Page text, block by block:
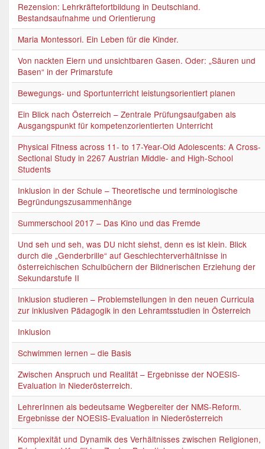
Rezension: Lehrkräftefortbildung in Deutschland.
Bestandsaufnahme und Orientierung
Maria Montessori. Ein Leben für die Kinder.
Von nackten Eiern und unsichtbaren Gasen. Oder: „Säuren und
Basen“ in der Primarstufe
Bewegungs- und Sportunterricht leistungsorientiert planen
Ein Blick nach Österreich – Zentrale Prüfungsaufgaben als
Ausgangspunkt für kompetenzorientierten Unterricht
Physical Fitness across 11- to 17-Year-Old Adolescents: A Cross-
Sectional Study in 2267 Austrian Middle- and High-School
Students
Inklusion in der Schule – Theoretische und terminologische
Begründungszusammenhänge
Summerschool 2017 – Das Kino und das Fremde
Und seh und seh, was DU nicht siehst, denn es ist klein. Blick
durch die „Genderbrille“ auf Geschlechterverhältnisse in
österreichischen Schulbüchern der Bildnerischen Erziehung der
Sekundarstufe II
Inklusion studieren – Problemstellungen in den neuen Curricula
zur inklusiven Pädagogik in den Lehramtsstudien in Österreich
Inklusion
Schwimmen lernen – die Basis
Zwischen Anspruch und Realität – Ergebnisse der NOESIS-
Evaluation in Niederösterreich.
LehrerInnen als bedeutsame Wegbereiter der NMS-Reform.
Ergebnisse der NOESIS-Evaluation in Niederösterreich
Komplexität und Dynamik des Verhältnisses zwischen Religionen,